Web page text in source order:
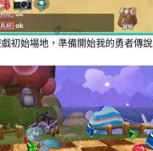
初始場地，準備開始我的勇者傳說